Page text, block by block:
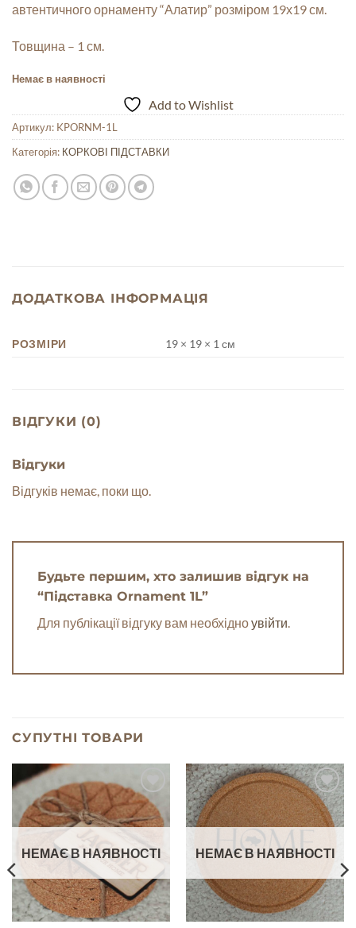
автентичного орнаменту “Алатир” розміром 19х19 см.
Товщина – 1 см.
Немає в наявності
Add to Wishlist
Артикул: KPORNM-1L
Категорія: КОРКОВІ ПІДСТАВКИ
ДОДАТКОВА ІНФОРМАЦІЯ
РОЗМІРИ 19 × 19 × 1 см
ВІДГУКИ (0)
Відгуки
Відгуків немає, поки що.
Будьте першим, хто залишив відгук на
“Підставка Ornament 1L”
Для публікації відгуку вам необхідноувійти.
СУПУТНІ ТОВАРИ
Add to
Wishlist
НЕМАЄ В НАЯВНОСТІ
Add to
Wishlist
НЕМАЄ В НАЯВНОСТІ